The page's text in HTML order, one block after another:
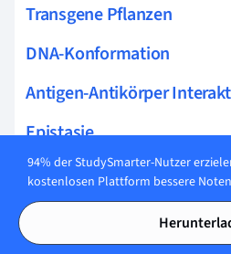
Transgene Pflanzen
DNA-Konformation
Antigen-Antikörper
Epistasie
Zellpolarität
Thioredoxin-System
94% der StudySmarter-Nutzer
kostenlosen Plattform bessere